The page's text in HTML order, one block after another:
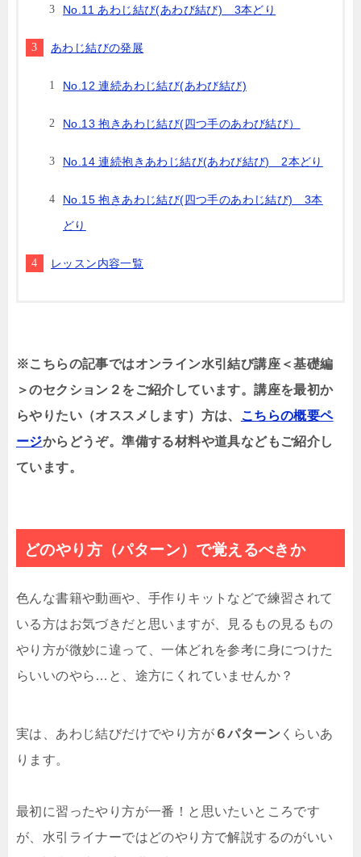
No.11 あわじ結び(あわび結び) 3本どり
あわじ結びの発展
No.12 連続あわじ結び(あわび結び)
No.13 抱きあわじ結び(四つ手のあわび結び）
No.14 連続抱きあわじ結び(あわび結び) 2本どり
No.15 抱きあわじ結び(四つ手のあわじ結び) 3本
どり
レッスン内容一覧
※こちらの記事ではオンライン水引結び講座＜基礎編
＞のセクション２をご紹介しています。講座を最初か
らやりたい（オススメします）方は、 こちらの概要ペ
ージからどうぞ。準備する材料や道具などもご紹介し
ています。
どのやり方（パターン）で覚えるべきか
色んな書籍や動画や、手作りキットなどで練習されて
いる方はお気づきだと思いますが、見るもの見るもの
やり方が微妙に違って、一体どれを参考に身につけた
らいいのやら…と、途方にくれていませんか？
実は、あわじ結びだけでやり方が ６パターン くらいあ
ります。
最初に習ったやり方が一番！と思いたいところです
が、水引ライナーではどのやり方で解説するのがいい